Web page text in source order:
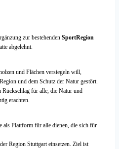
zur bestehenden SportRegion
abgelehnt.
und Flächen versiegeln will,
und dem Schutz der Natur gestört.
Rückschlag für alle, die Natur und
erachten.
Plattform für alle dienen, die sich für
Region Stuttgart einsetzen. Ziel ist